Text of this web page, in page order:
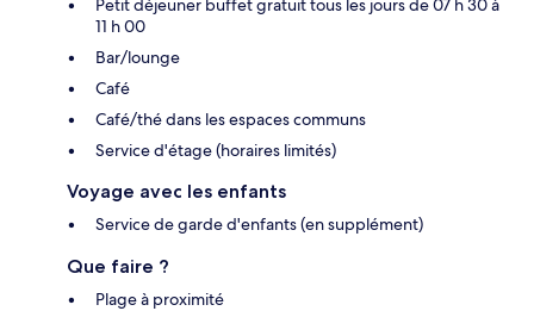
Petit déjeuner buffet gratuit tous les jours de 07 h 30 à
11 h 00
Bar/lounge
Café
Café/thé dans les espaces communs
Service d'étage (horaires limités)
Voyage avec les enfants
Service de garde d'enfants (en supplément)
Que faire ?
Plage à proximité